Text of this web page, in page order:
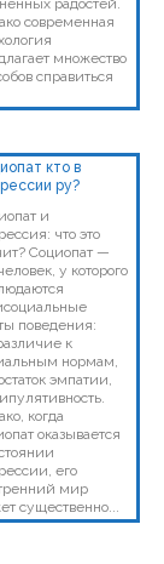
радостей.
современная
множество
справиться
кто в
ру?
и
что это
—
у которого
поведения:
к
нормам,
эмпатии,
когда
оказывается
его
мир
существенно...